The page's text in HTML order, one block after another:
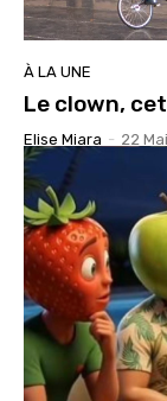
À LA UNE
Le clown,
Elise Miara - 22